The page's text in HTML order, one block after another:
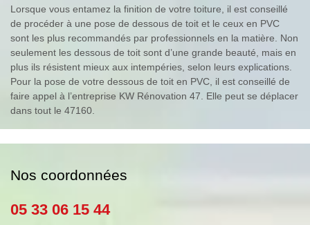
Lorsque vous entamez la finition de votre toiture, il est conseillé
de procéder à une pose de dessous de toit et le ceux en PVC
sont les plus recommandés par professionnels en la matière. Non
seulement les dessous de toit sont d’une grande beauté, mais en
plus ils résistent mieux aux intempéries, selon leurs explications.
Pour la pose de votre dessous de toit en PVC, il est conseillé de
faire appel à l’entreprise KW Rénovation 47. Elle peut se déplacer
dans tout le 47160.
Nos coordonnées
05 33 06 15 44